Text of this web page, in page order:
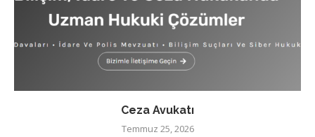
Ceza Avukatı
Temmuz 25, 2026